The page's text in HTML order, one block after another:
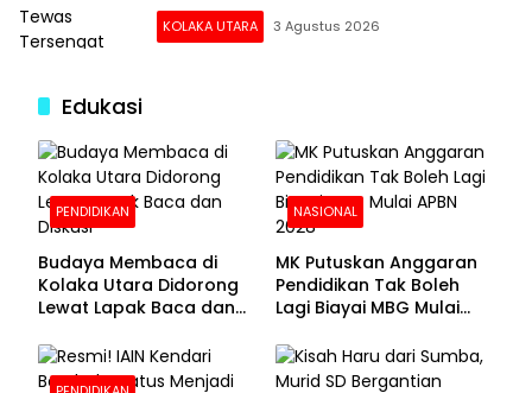
KOLAKA UTARA 3 Agustus 2026
Edukasi
PENDIDIKAN
Budaya Membaca di
Kolaka Utara Didorong
Lewat Lapak Baca dan
NASIONAL
MK Putuskan Anggaran
Pendidikan Tak Boleh
Lagi Biayai MBG Mulai